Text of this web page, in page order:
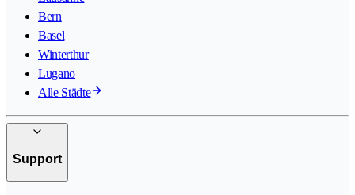
Bern
Basel
Winterthur
Lugano
Alle Städte
Support